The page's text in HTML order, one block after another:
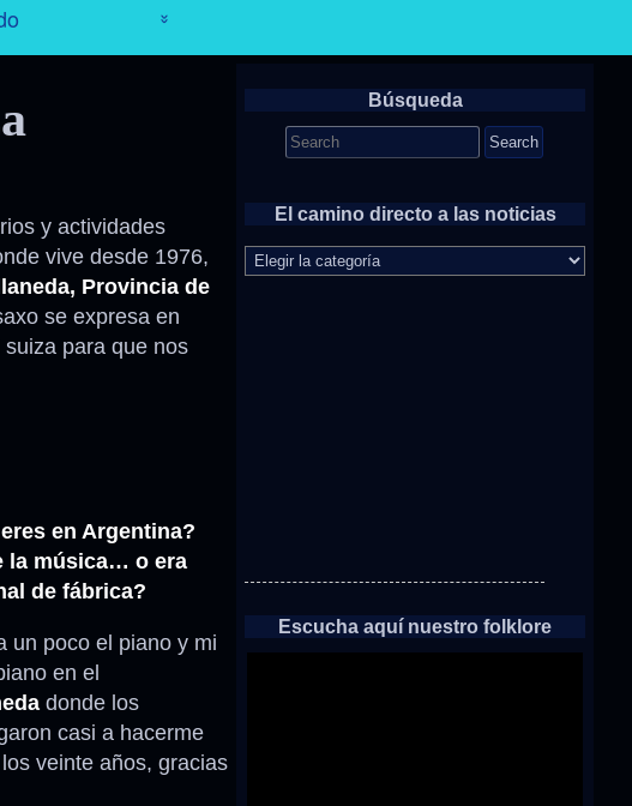
y actividades
vive desde 1976,
Provincia de
se expresa en
para que nos
en Argentina?
la música… o era
de fábrica?
un poco el piano y mi
en el
donde los
casi a hacerme
veinte años, gracias
Búsqueda
Search
for:
El camino directo a las noticias
El
camino
Escucha aquí nuestro folklore